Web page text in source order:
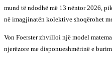
mund të ndodhë më 13 nëntor 2026,
në imagjinatën kolektive shoqërohet
Von Foerster zhvilloi një model
njerëzore me disponueshmërinë e